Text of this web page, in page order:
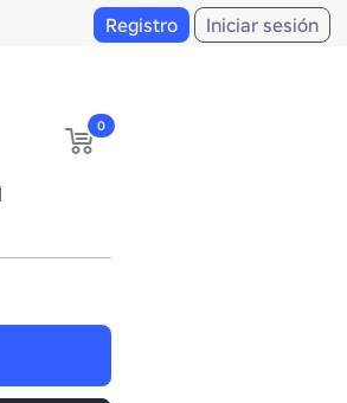
Registro Iniciar sesión
0